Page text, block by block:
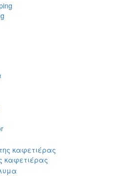
καφετιέρας